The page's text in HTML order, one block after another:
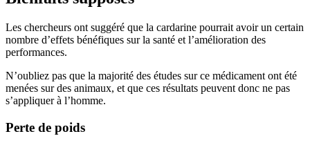
Les chercheurs ont suggéré que la cardarine pourrait avoir un certain
nombre d’effets bénéfiques sur la santé et l’amélioration des
performances.
N’oubliez pas que la majorité des études sur ce médicament ont été
menées sur des animaux, et que ces résultats peuvent donc ne pas
s’appliquer à l’homme.
Perte de poids